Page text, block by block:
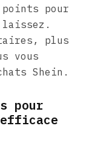
points pour
laissez.
plus
vous
Shein.
pour